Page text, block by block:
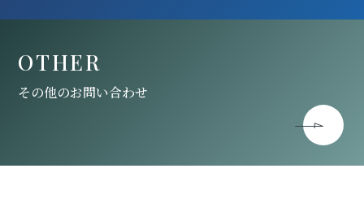
OTHER
その他のお問い合わせ